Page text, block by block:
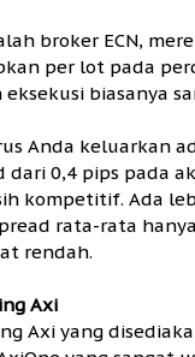
broker ECN,
per lot pada
biasanya
Anda keluarkan
dari 0,4 pips pada
kompetitif. Ada
rata-rata
rendah.
Axi
Axi yang